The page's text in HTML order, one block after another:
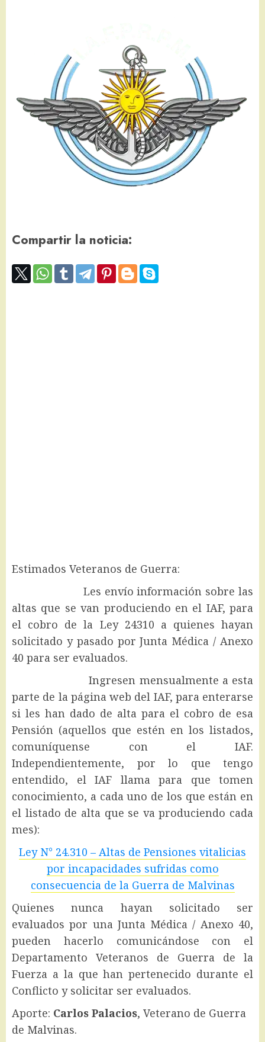
Compartir la noticia:
Estimados Veteranos de Guerra:
Les envío información sobre las
altas que se van produciendo en el IAF, para
el cobro de la Ley 24310 a quienes hayan
solicitado y pasado por Junta Médica / Anexo
40 para ser evaluados.
Ingresen mensualmente a esta
parte de la página web del IAF, para enterarse
si les han dado de alta para el cobro de esa
Pensión (aquellos que estén en los listados,
comuníquense con el IAF.
Independientemente, por lo que tengo
entendido, el IAF llama para que tomen
conocimiento, a cada uno de los que están en
el listado de alta que se va produciendo cada
mes):
Ley N° 24.310 – Altas de Pensiones vitalicias
por incapacidades sufridas como
consecuencia de la Guerra de Malvinas
Quienes nunca hayan solicitado ser
evaluados por una Junta Médica / Anexo 40,
pueden hacerlo comunicándose con el
Departamento Veteranos de Guerra de la
Fuerza a la que han pertenecido durante el
Conflicto y solicitar ser evaluados.
Aporte: Carlos Palacios, Veterano de Guerra
de Malvinas.